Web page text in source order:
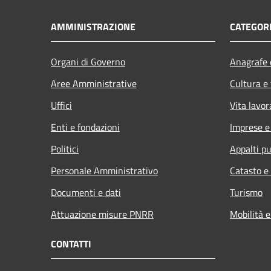
AMMINISTRAZIONE
Organi di Governo
Aree Amministrative
Uffici
Enti e fondazioni
Politici
Personale Amministrativo
Documenti e dati
Attuazione misure PNRR
Cultura
Vita
Imprese
Appalti
Catasto
Turismo
Mobilità
CONTATTI